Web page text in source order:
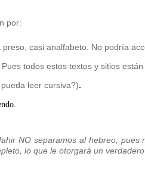
por:
casi analfabeto. No podría
todos estos textos y sitios están
leer cursiva?).
NO separamos al hebreo,
lo que le otorgará un